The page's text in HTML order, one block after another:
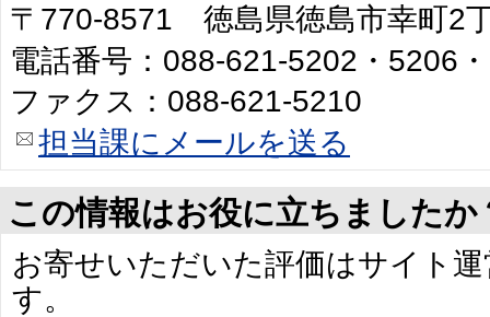
〒770-8571 徳島県徳島市幸町2
電話番号：088-621-5202・5206
ファクス：088-621-5210
担当課にメールを送る
この情報はお役に立ちましたか
お寄せいただいた評価はサイト
す。